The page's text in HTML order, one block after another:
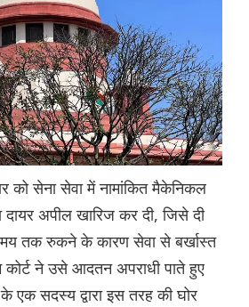
को सेना सेवा में नामांकित मैकेनिकल
दायर अपील खारिज कर दी, जिसे दी
तक रुकने के कारण सेवा से बर्खास्त
कोर्ट ने उसे आदतन अपराधी पाते हुए
एक सदस्य द्वारा इस तरह की घोर